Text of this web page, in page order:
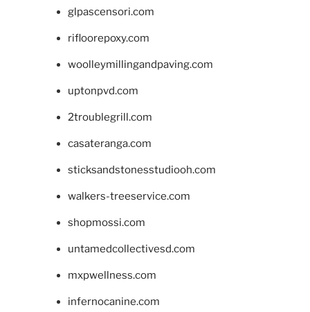
glpascensori.com
rifloorepoxy.com
woolleymillingandpaving.com
uptonpvd.com
2troublegrill.com
casateranga.com
sticksandstonesstudiooh.com
walkers-treeservice.com
shopmossi.com
untamedcollectivesd.com
mxpwellness.com
infernocanine.com